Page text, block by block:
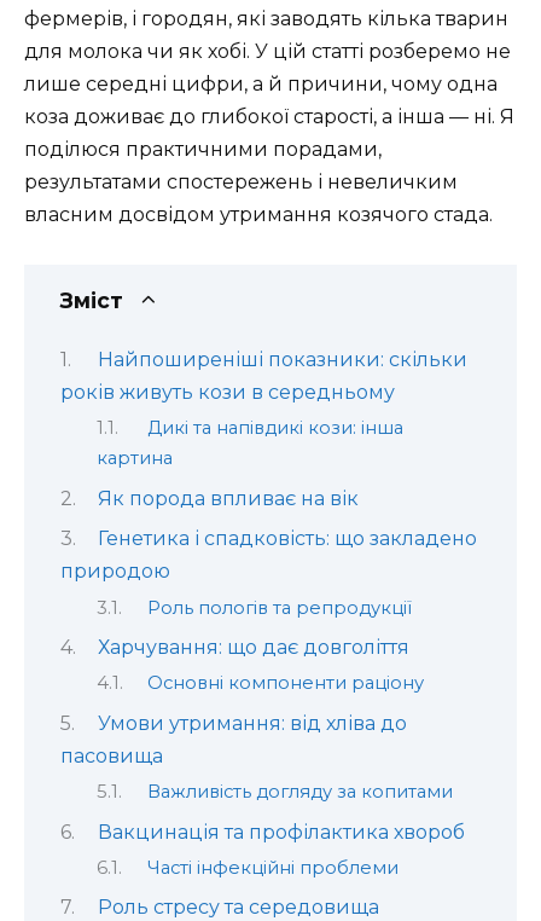
фермерів, і городян, які заводять кілька тварин
для молока чи як хобі. У цій статті розберемо не
лише середні цифри, а й причини, чому одна
коза доживає до глибокої старості, а інша — ні. Я
поділюся практичними порадами,
результатами спостережень і невеличким
власним досвідом утримання козячого стада.
Зміст
Найпоширеніші показники: скільки
років живуть кози в середньому
Дикі та напівдикі кози: інша
картина
Як порода впливає на вік
Генетика і спадковість: що закладено
природою
Роль пологів та репродукції
Харчування: що дає довголіття
Основні компоненти раціону
Умови утримання: від хліва до
пасовища
Важливість догляду за копитами
Вакцинація та профілактика хвороб
Часті інфекційні проблеми
Роль стресу та середовища